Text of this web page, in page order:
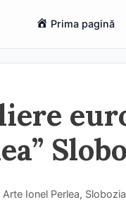
Prima pagină
Arte Ionel Perlea,